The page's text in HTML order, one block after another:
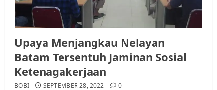
Upaya Menjangkau Nelayan
Batam Tersentuh Jaminan Sosial
Ketenagakerjaan
BOBI SEPTEMBER 28, 2022 0